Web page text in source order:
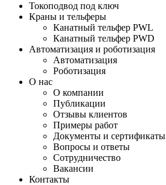
Токоподвод под ключ
Краны и тельферы
Канатный тельфер PWL
Канатный тельфер PWD
Автоматизация и роботизация
Автоматизация
Роботизация
О нас
О компании
Публикации
Отзывы клиентов
Примеры работ
Документы и сертификаты
Вопросы и ответы
Сотрудничество
Вакансии
Контакты